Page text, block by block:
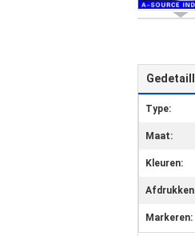
Type:
Maat:
Kleuren:
Markeren: